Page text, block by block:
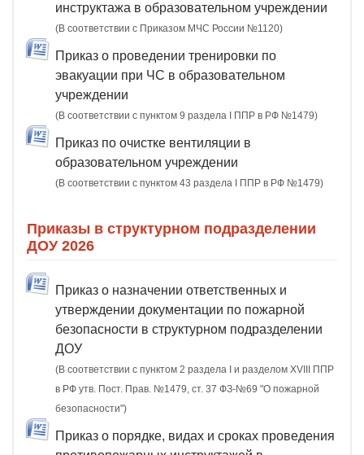
инструктажа в образовательном учреждении
(В соответствии с Приказом МЧС России №1120)
Приказ о проведении тренировки по
эвакуации при ЧС в образовательном
учреждении
(В соответствии с пунктом 9 раздела I ППР в РФ №1479)
Приказ по очистке вентиляции в
образовательном учреждении
(В соответствии с пунктом 43 раздела I ППР в РФ №1479)
Приказы в структурном подразделении
ДОУ 2026
Приказ о назначении ответственных и
утверждении документации по пожарной
безопасности в структурном подразделении
ДОУ
(В соответствии с пунктом 2 раздела I и разделом XVIII ППР
в РФ утв. Пост. Прав. №1479, ст. 37 ФЗ-№69 "О пожарной
безопасности")
Приказ о порядке, видах и сроках проведения